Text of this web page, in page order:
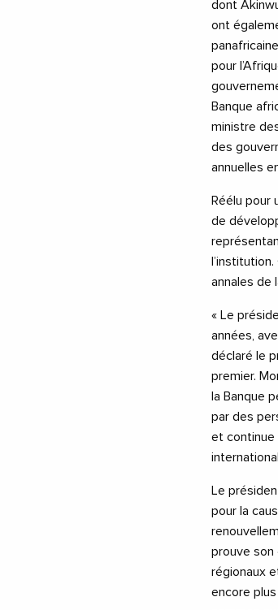
dont
ont
pour
Banque
ministre
des
annuelles
Réélu pour
de
annales de
« Le
années,
déclaré le
premier.
la Banque
par des
et continue
Le
pour la
prouve son
régionaux
encore